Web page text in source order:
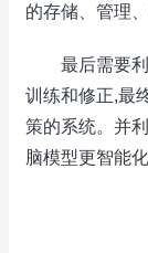
的存储、管理
最后需要利
训练和修正,最
策的系统。并
脑模型更智能